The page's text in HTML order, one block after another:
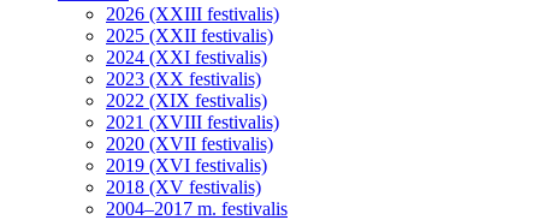
2026 (XXIII festivalis)
2025 (XXII festivalis)
2024 (XXI festivalis)
2023 (XX festivalis)
2022 (XIX festivalis)
2021 (XVIII festivalis)
2020 (XVII festivalis)
2019 (XVI festivalis)
2018 (XV festivalis)
2004–2017 m. festivalis